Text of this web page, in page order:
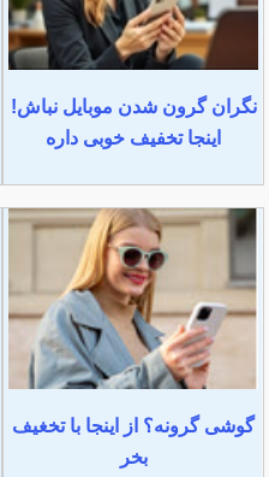
نگران گرون شدن موبایل نباش!
اینجا تخفیف خوبی داره
گوشی گرونه؟ از اینجا با تخغیف
بخر